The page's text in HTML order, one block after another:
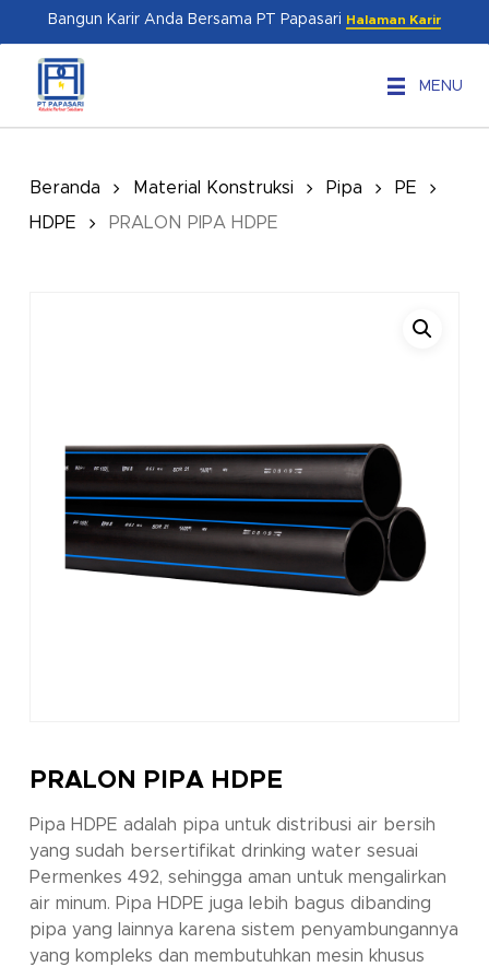
content
Bangun Karir Anda Bersama PT Papasari Halaman Karir
MENU
Beranda Material Konstruksi Pipa
PE
HDPE
PRALON PIPA HDPE
PRALON PIPA HDPE
Pipa HDPE adalah pipa untuk distribusi air bersih
yang sudah bersertifikat drinking water sesuai
Permenkes 492, sehingga aman untuk mengalirkan
air minum. Pipa HDPE juga lebih bagus dibanding
pipa yang lainnya karena sistem penyambungannya
yang kompleks dan membutuhkan mesin khusus
Menu